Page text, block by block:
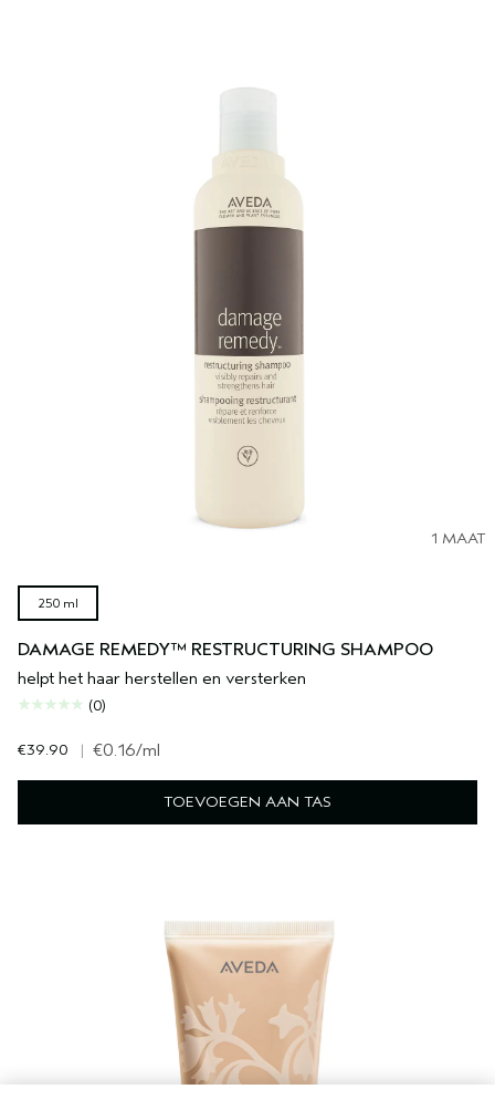
1 MAAT
250 ml
DAMAGE REMEDY™ RESTRUCTURING SHAMPOO
helpt het haar herstellen en versterken
(0)
€39.90 | €0.16/ml
TOEVOEGEN AAN TAS